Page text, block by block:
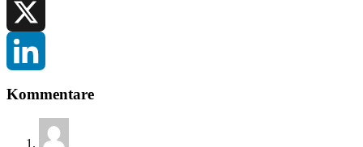
Facebook
X
LinkedIn
Kommentare